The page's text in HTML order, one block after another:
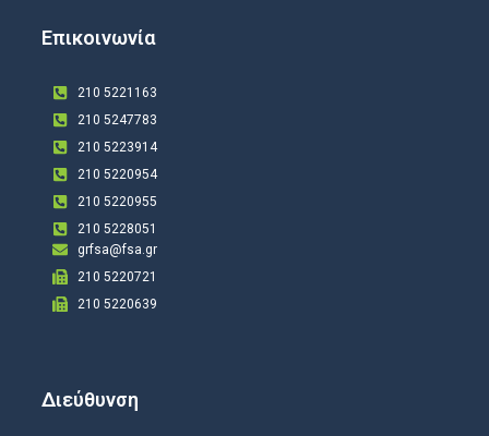
Επικοινωνία
210 5221163
210 5247783
210 5223914
210 5220954
210 5220955
210 5228051
grfsa@fsa.gr
210 5220721
210 5220639
Διεύθυνση